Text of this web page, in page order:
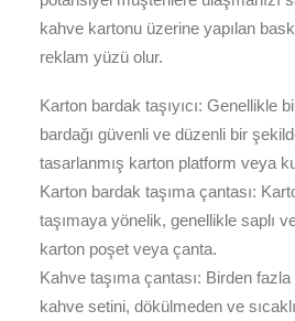
kahve kartonu üzerine yapılan
reklam yüzü olur.
Karton bardak taşıyıcı: Genellikle
bardağı güvenli ve düzenli bir
tasarlanmış karton platform veya
Karton bardak taşıma çantası:
taşımaya yönelik, genellikle saplı
karton poşet veya çanta.
Kahve taşıma çantası: Birden
kahve setini, dökülmeden ve